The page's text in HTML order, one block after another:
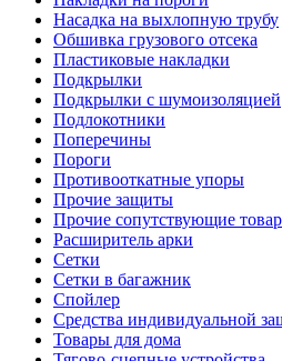
Насадка на выхлопную трубу
Обшивка грузового отсека
Пластиковые накладки
Подкрылки
Подкрылки с шумоизоляцией
Подлокотники
Поперечины
Пороги
Противооткатные упоры
Прочие защиты
Прочие сопутствующие
Расширитель арки
Сетки
Сетки в багажник
Спойлер
Средства индивидуальной
Товары для дома